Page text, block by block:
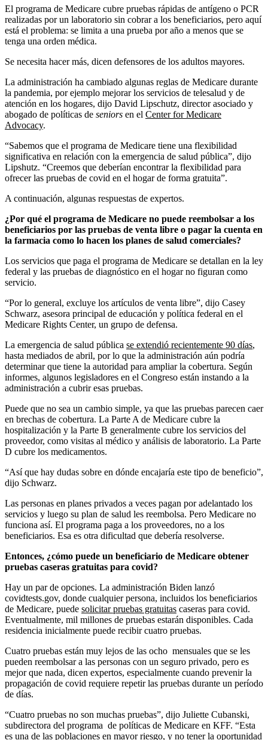
El programa de Medicare cubre pruebas rápidas de antígeno o PCR
realizadas por un laboratorio sin cobrar a los beneficiarios, pero aquí
está el problema: se limita a una prueba por año a menos que se
tenga una orden médica.
Se necesita hacer más, dicen defensores de los adultos mayores.
La administración ha cambiado algunas reglas de Medicare durante
la pandemia, por ejemplo mejorar los servicios de telesalud y de
atención en los hogares, dijo David Lipschutz, director asociado y
abogado de políticas de seniors en el Center for Medicare
Advocacy.
“Sabemos que el programa de Medicare tiene una flexibilidad
significativa en relación con la emergencia de salud pública”, dijo
Lipshutz. “Creemos que deberían encontrar la flexibilidad para
ofrecer las pruebas de covid en el hogar de forma gratuita”.
A continuación, algunas respuestas de expertos.
¿Por qué el programa de Medicare no puede reembolsar a los
beneficiarios por las pruebas de venta libre o pagar la cuenta en
la farmacia como lo hacen los planes de salud comerciales?
Los servicios que paga el programa de Medicare se detallan en la ley
federal y las pruebas de diagnóstico en el hogar no figuran como
servicio.
“Por lo general, excluye los artículos de venta libre”, dijo Casey
Schwarz, asesora principal de educación y política federal en el
Medicare Rights Center, un grupo de defensa.
La emergencia de salud pública se extendió recientemente 90 días,
hasta mediados de abril, por lo que la administración aún podría
determinar que tiene la autoridad para ampliar la cobertura. Según
informes, algunos legisladores en el Congreso están instando a la
administración a cubrir esas pruebas.
Puede que no sea un cambio simple, ya que las pruebas parecen caer
en brechas de cobertura. La Parte A de Medicare cubre la
hospitalización y la Parte B generalmente cubre los servicios del
proveedor, como visitas al médico y análisis de laboratorio. La Parte
D cubre los medicamentos.
“Así que hay dudas sobre en dónde encajaría este tipo de beneficio”,
dijo Schwarz.
Las personas en planes privados a veces pagan por adelantado los
servicios y luego su plan de salud les reembolsa. Pero Medicare no
funciona así. El programa paga a los proveedores, no a los
beneficiarios. Esa es otra dificultad que debería resolverse.
Entonces, ¿cómo puede un beneficiario de Medicare obtener
pruebas caseras gratuitas para covid?
Hay un par de opciones. La administración Biden lanzó
covidtests.gov, donde cualquier persona, incluidos los beneficiarios
de Medicare, puede solicitar pruebas gratuitas caseras para covid.
Eventualmente, mil millones de pruebas estarán disponibles. Cada
residencia inicialmente puede recibir cuatro pruebas.
Cuatro pruebas están muy lejos de las ocho mensuales que se les
pueden reembolsar a las personas con un seguro privado, pero es
mejor que nada, dicen expertos, especialmente cuando prevenir la
propagación de covid requiere repetir las pruebas durante un período
de días.
“Cuatro pruebas no son muchas pruebas”, dijo Juliette Cubanski,
subdirectora del programa de políticas de Medicare en KFF. “Esta
es una de las poblaciones en mayor riesgo, y no tener la oportunidad